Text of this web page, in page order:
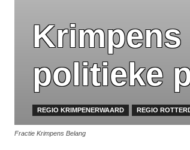
politieke
REGIO KRIMPENERWAARD REGIO
Fractie Krimpens Belang